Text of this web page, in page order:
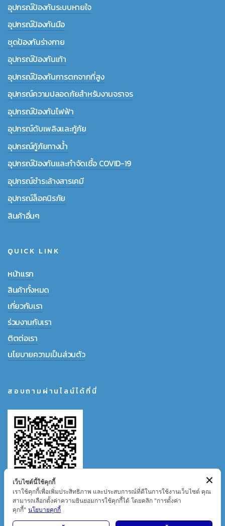
อุปกรณ์ป้องกันระบบหายใจ
อุปกรณ์ป้องกันมือ
ชุดป้องกันร่างกาย
อุปกรณ์ป้องกันเท้า
อุปกรณ์ป้องกันการตกจากที่สูง
อุปกรณ์ความปลอดภัยสำหรับงานจราจร
อุปกรณ์ป้องกันไฟฟ้า
อุปกรณ์ดับเพลิงและกู้ภัย
อุปกรณ์กู้ภัยทางน้ำ
อุปกรณ์ป้องกันและกำจัดเชื้อ COVID-19
อุปกรณ์ชำระล้างสารเคมี
อุปกรณ์ล็อคนิรภัย
สินค้าอื่นๆ
QUICK LINK
หน้าแรก
สินค้าทั้งหมด
เกี่ยวกับเรา
ร่วมงานกับเรา
ติตต่อเรา
นโยบายความเป็นส่วนตัว
สอบถามผ่านไลน์ได้ที่นี่
เว็บไซต์นี้ใช้คุกกี้
เราใช้คุกกี้เพื่อเพิ่มประสิทธิภาพ และประสบการณ์ที่ดีในการใช้งานเว็บไซต์ คุณ
สามารถเลือกตั้งค่าความยินยอมการใช้คุกกี้ได้ โดยคลิก "การตั้งค่า
คุกกี้" นโยบายคุกกี้